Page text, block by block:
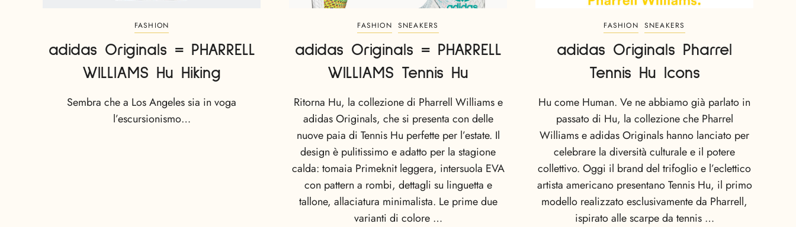
FASHION
adidas Originals = PHARRELL
WILLIAMS Hu Hiking
Sembra che a Los Angeles sia in voga
l’escursionismo…
FASHION SNEAKERS
adidas Originals = PHARRELL
WILLIAMS Tennis Hu
Ritorna Hu, la collezione di Pharrell Williams e
adidas Originals, che si presenta con delle
nuove paia di Tennis Hu perfette per l’estate. Il
design è pulitissimo e adatto per la stagione
calda: tomaia Primeknit leggera, intersuola EVA
con pattern a rombi, dettagli su linguetta e
tallone, allaciatura minimalista. Le prime due
varianti di colore …
FASHION SNEAKERS
adidas Originals Pharrel
Tennis Hu Icons
Hu come Human. Ve ne abbiamo già parlato in
passato di Hu, la collezione che Pharrel
Williams e adidas Originals hanno lanciato per
celebrare la diversità culturale e il potere
collettivo. Oggi il brand del trifoglio e l’eclettico
artista americano presentano Tennis Hu, il primo
modello realizzato esclusivamente da Pharrell,
ispirato alle scarpe da tennis …